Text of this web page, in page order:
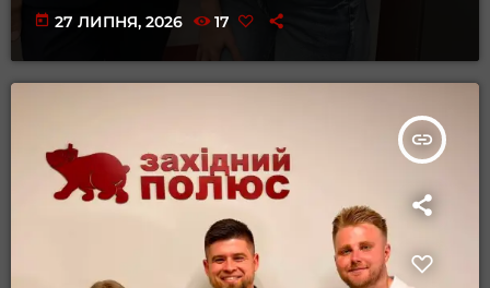
today 27 ЛИПНЯ, 2026 17
insert_link